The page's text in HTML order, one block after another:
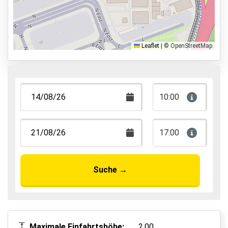
Shuttle Parken
Valet Parken
Leaflet © OpenStreetMap
10:00
17:00
Suche →